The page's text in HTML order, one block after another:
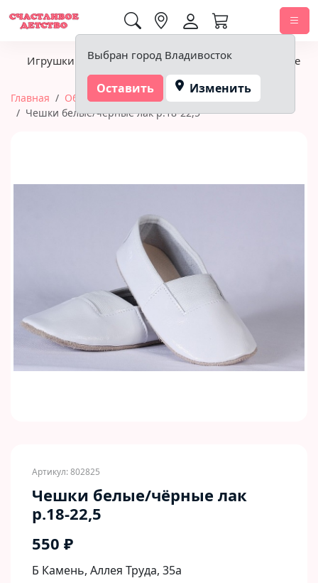
Выбран город Владивосток
Оставить Изменить
Игрушки Детское питание Подгузники, гигиена
Главная Обувь
Чешки белые/чёрные лак р.18-22,5
Артикул: 802825
Чешки белые/чёрные лак
р.18-22,5
550 ₽
Б Камень, Аллея Труда, 35а